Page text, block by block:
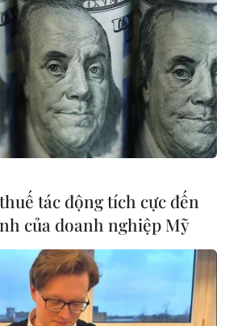
tác động tích cực đến
của doanh nghiệp Mỹ